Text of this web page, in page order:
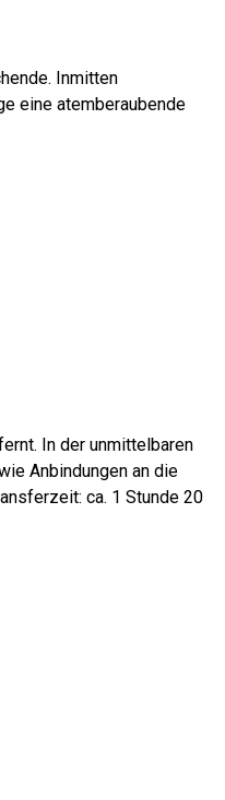
Inmitten
eine atemberaubende
In der unmittelbaren
Anbindungen an die
ca. 1 Stunde 20